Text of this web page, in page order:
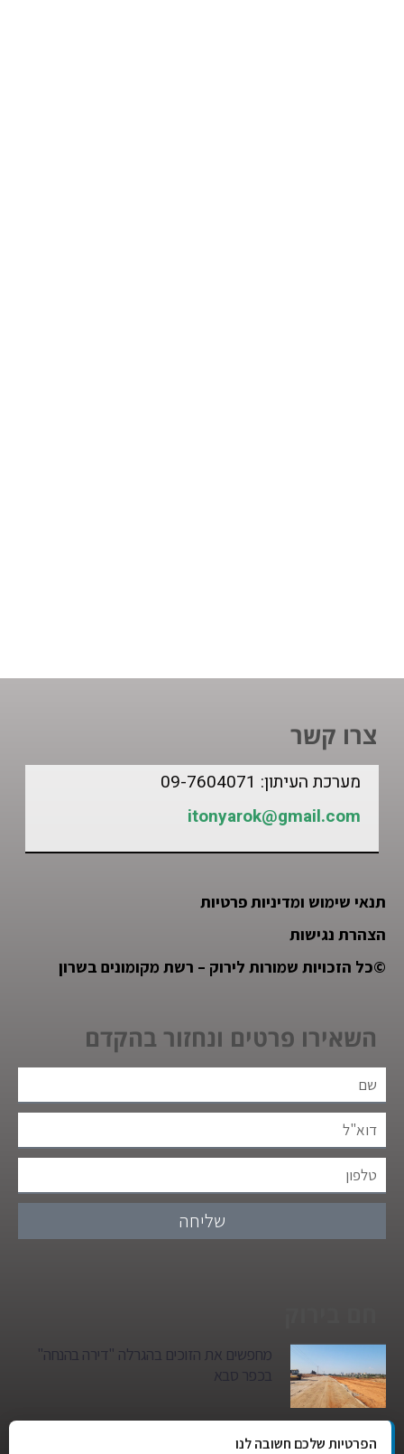
צרו קשר
מערכת העיתון: 09-7604071
itonyarok@gmail.com
תנאי שימוש ומדיניות פרטיות
הצהרת נגישות
©כל הזכויות שמורות לירוק – רשת מקומונים בשרון
השאירו פרטים ונחזור בהקדם
שליחה
מחפשים את הזוכים בהגרלה "דירה בהנחה"
בכפר סבא
גן הילדים של מרים סיטי יהפוך למגדל מגורים:
הפרטיות שלכם חשובה לנו